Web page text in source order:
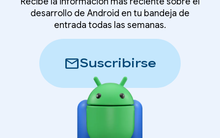
desarrollo de Android en tu bandeja de
entrada todas las semanas.
mailSuscribirse